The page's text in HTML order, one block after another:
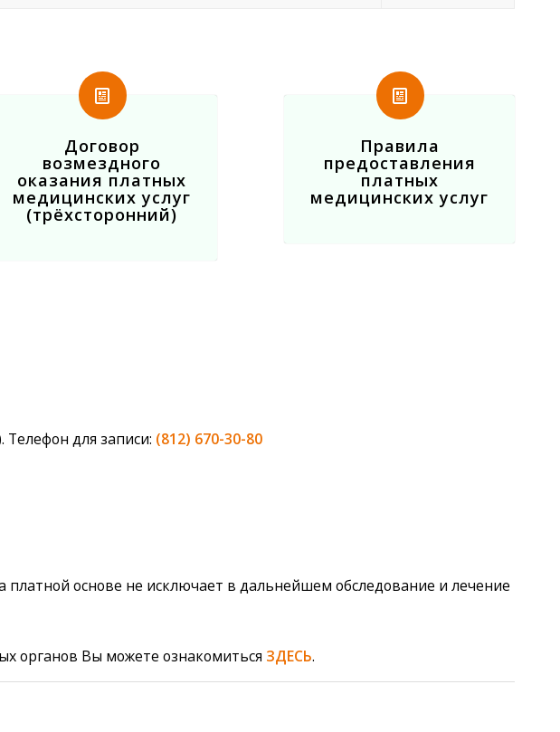
Договор
возмездного
оказания платных
медицинских услуг
(трёхсторонний)
Правила
предоставления
платных
медицинских услуг
для записи: (812) 670-30-80
основе не исключает в дальнейшем обследование и лечение
органов Вы можете ознакомиться ЗДЕСЬ.